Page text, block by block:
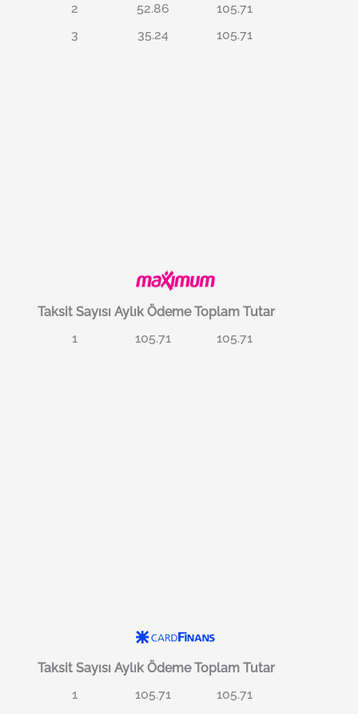
2 52.86
105.71
3
35.24 105.71
Taksit Sayısı Aylık Ödeme Toplam Tutar
1
105.71 105.71
Taksit Sayısı Aylık Ödeme Toplam Tutar
1
105.71 105.71